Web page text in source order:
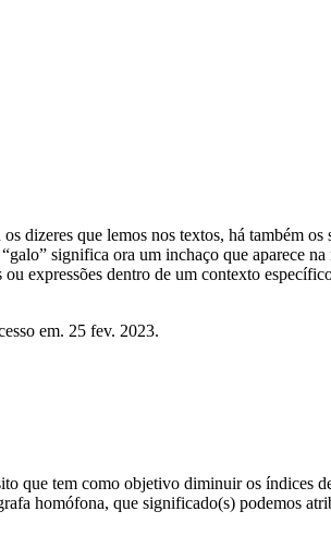
dizeres que lemos nos textos, há também
significa ora um inchaço que aparece na
expressões dentro de um contexto
em. 25 fev. 2023.
que tem como objetivo diminuir os índices
homófona, que significado(s) podemos